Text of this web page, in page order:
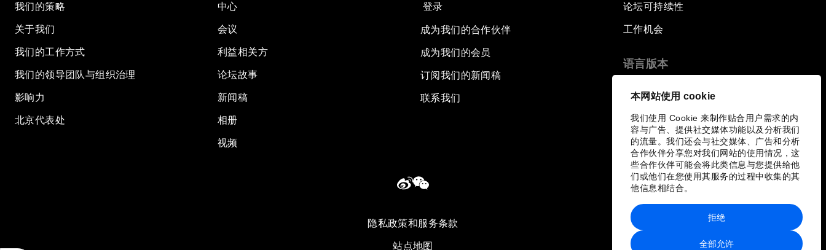
本网站使用 cookie
我们使用 Cookie 来制作贴合用户需求的内
容与广告、提供社交媒体功能以及分析我们
的流量。我们还会与社交媒体、广告和分析
合作伙伴分享您对我们网站的使用情况，这
些合作伙伴可能会将此类信息与您提供给他
们或他们在您使用其服务的过程中收集的其
他信息相结合。
全部允许
拒绝
我们的策略
关于我们
我们的工作方式
我们的领导团队与组织治理
影响力
北京代表处
中心
会议
利益相关方
论坛故事
新闻稿
相册
视频
登录
成为我们的合作伙伴
成为我们的会员
订阅我们的新闻稿
联系我们
论坛可持续性
工作机会
语言版本
隐私政策和服务条款
站点地图